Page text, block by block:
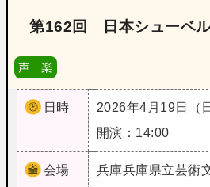
第162回 日本シューベ
声 楽
日時
2026年4月19日（
開演：14:00
会場 兵庫兵庫県立芸術